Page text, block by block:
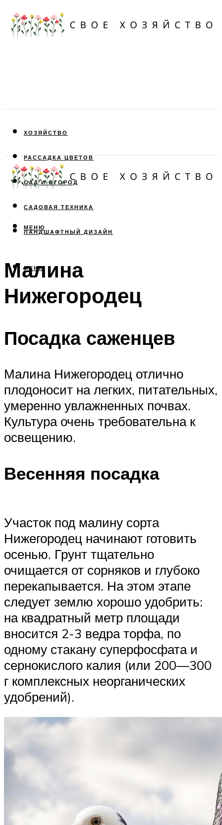
ХОЗЯЙСТВО
РАССАДКА ЦВЕТОВ
САД И ОГОРОД
САДОВАЯ ТЕХНИКА
ЛАНДШАФТНЫЙ ДИЗАЙН
МЕНЮ
МЕНЮ
Малина
Нижегородец
Посадка саженцев
Малина Нижегородец отлично
плодоносит на легких, питательных,
умеренно увлажненных почвах.
Культура очень требовательна к
освещению.
Весенняя посадка
Участок под малину сорта
Нижегородец начинают готовить
осенью. Грунт тщательно
очищается от сорняков и глубоко
перекапывается. На этом этапе
следует землю хорошо удобрить:
на квадратный метр площади
вносится 2-3 ведра торфа, по
одному стакану суперфосфата и
сернокислого калия (или 200—300
г комплексных неорганических
удобрений).